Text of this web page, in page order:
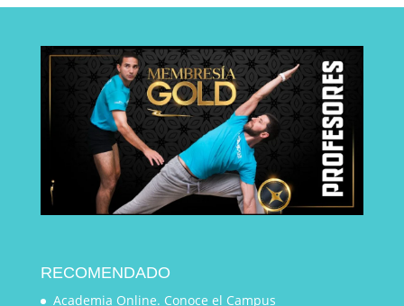
RECOMENDADO
Academia Online. Conoce el Campus